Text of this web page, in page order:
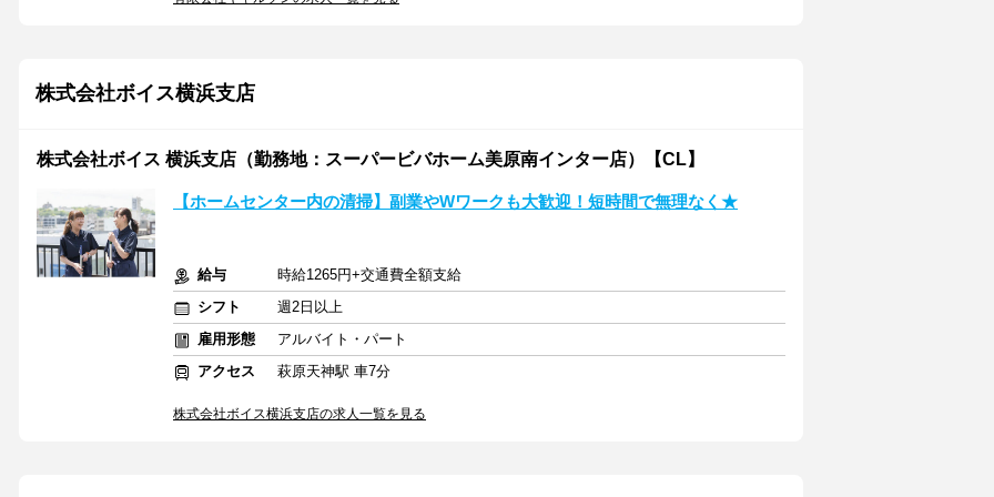
株式会社ボイス横浜支店
株式会社ボイス 横浜支店（勤務地：スーパービバホーム美原南インター店）【CL】
【ホームセンター内の清掃】副業やWワークも大歓迎！短時間で無理なく★
給与
時給1265円+交通費全額支給
シフト
週2日以上
雇用形態
アルバイト・パート
アクセス
萩原天神駅 車7分
株式会社ボイス横浜支店の求人一覧を見る